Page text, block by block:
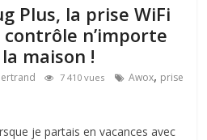
Plus, la prise WiFi
n’importe
maison !
7 410 vues Awox, prise
je partais en vacances avec